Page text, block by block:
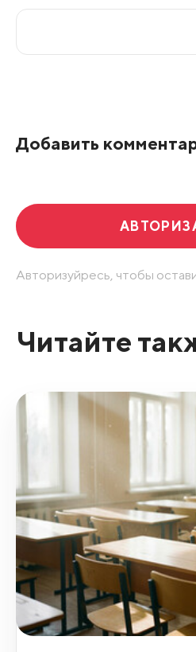
Добавить
Авторизуйресь, чтобы
Читайте